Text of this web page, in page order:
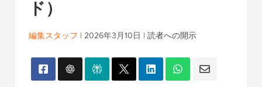
ド）
編集スタッフ | 2026年3月10日 | 読者への開示